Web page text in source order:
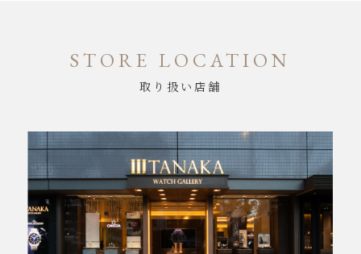
STORE LOCATION
取り扱い店舗